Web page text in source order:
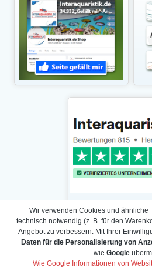
Widerrufs­recht /
Wir verwenden Cookies und ähnliche
technisch notwendig (z. B. für den
Angebot zu verbessern. Mit Ihrer
Daten für die Personalisierung von
wie Google
Wie Google Informationen von